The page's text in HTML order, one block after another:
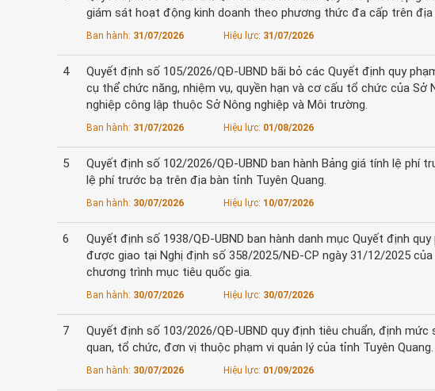
giám sát hoạt động kinh doanh theo phương thức đa cấp trên địa
Ban hành: 31/07/2026 Hiệu lực: 31/07/2026
4
Quyết định số 105/2026/QĐ-UBND bãi bỏ các Quyết định quy
cụ thể chức năng, nhiệm vụ, quyền hạn và cơ cấu tổ chức của
nghiệp công lập thuộc Sở Nông nghiệp và Môi trường.
Ban hành: 31/07/2026 Hiệu lực: 01/08/2026
5
Quyết định số 102/2026/QĐ-UBND ban hành Bảng giá tính lệ phí
lệ phí trước bạ trên địa bàn tỉnh Tuyên Quang.
Ban hành: 30/07/2026 Hiệu lực: 10/07/2026
6
Quyết định số 1938/QĐ-UBND ban hành danh mục Quyết định
được giao tại Nghị định số 358/2025/NĐ-CP ngày 31/12/2025
chương trình mục tiêu quốc gia.
Ban hành: 30/07/2026 Hiệu lực: 30/07/2026
7
Quyết định số 103/2026/QĐ-UBND quy định tiêu chuẩn, định
quan, tổ chức, đơn vị thuộc phạm vi quản lý của tỉnh Tuyên Quang.
Ban hành: 30/07/2026 Hiệu lực: 01/09/2026